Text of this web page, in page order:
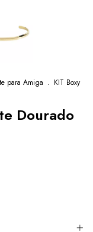
para Amiga . KIT Boxy
Dourado